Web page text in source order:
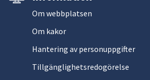
Om webbplatsen
Om kakor
Hantering av personuppgifter
Tillgänglighetsredogörelse